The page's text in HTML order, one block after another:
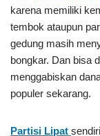
karena memiliki
tembok ataupun
gedung masih
bongkar. Dan bisa
menggabiskan
populer sekarang.
Partisi Lipat